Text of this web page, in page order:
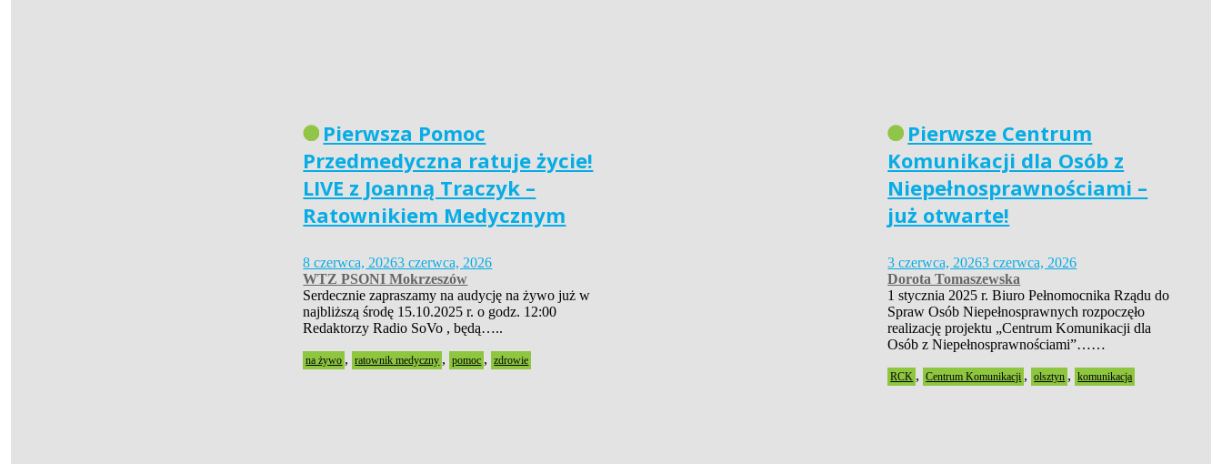
Pierwsza Pomoc
Przedmedyczna ratuje życie!
LIVE z Joanną Traczyk –
Ratownikiem Medycznym
8 czerwca, 20263 czerwca, 2026
WTZ PSONI Mokrzeszów
Serdecznie zapraszamy na audycję na żywo już w
najbliższą środę 15.10.2025 r. o godz. 12:00
Redaktorzy Radio SoVo , będą…..
na żywo , ratownik medyczny , pomoc , zdrowie
Pierwsze Centrum
Komunikacji dla Osób z
Niepełnosprawnościami –
już otwarte!
3 czerwca, 20263 czerwca, 2026
Dorota Tomaszewska
1 stycznia 2025 r. Biuro Pełnomocnika Rządu do
Spraw Osób Niepełnosprawnych rozpoczęło
realizację projektu „Centrum Komunikacji dla
Osób z Niepełnosprawnościami”……
RCK , Centrum Komunikacji , olsztyn , komunikacja